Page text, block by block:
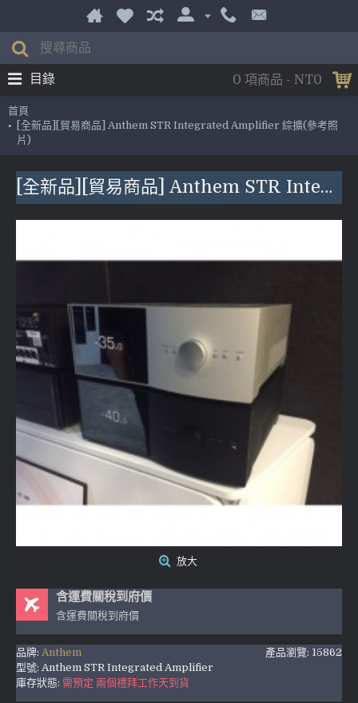
0 項商品 - NT0
目錄
首頁
[全新品][貿易商品] Anthem STR Integrated Amplifier 綜擴(參考照
片)
[全新品][貿易商品] Anthem STR Integrated Amplifier 綜擴(參考照片)
放大
含運費關稅到府價
含運費關稅到府價
產品瀏覽: 15862
品牌: Anthem
型號: Anthem STR Integrated Amplifier
庫存狀態: 需預定 兩個禮拜工作天到貨